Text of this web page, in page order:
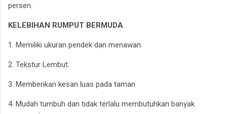
persen.
KELEBIHAN RUMPUT BERMUDA
1. Memiliki ukuran pendek dan menawan.
2. Tekstur Lembut.
3. Memberikan kesan luas pada taman
4. Mudah tumbuh dan tidak terlalu membutuhkan banyak